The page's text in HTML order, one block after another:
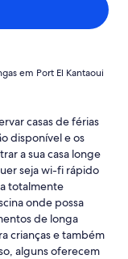
em Port El Kantaoui
casas de férias
disponível e os
a sua casa longe
seja wi-fi rápido
totalmente
onde possa
de longa
crianças e também
alguns oferecem